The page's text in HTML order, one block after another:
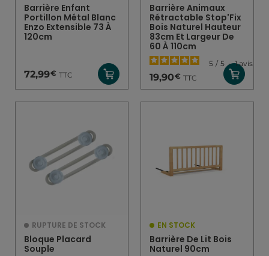
Barrière Enfant
Portillon Métal Blanc
Enzo Extensible 73 À
120cm
72,99€ TTC
Barrière Animaux
Rétractable Stop'Fix
Bois Naturel Hauteur
83cm Et Largeur De
60 À 110cm
5 / 5 - 1avis
19,90€ TTC
RUPTURE DE STOCK
Bloque Placard
Souple
EN STOCK
Barrière De Lit Bois
Naturel 90cm